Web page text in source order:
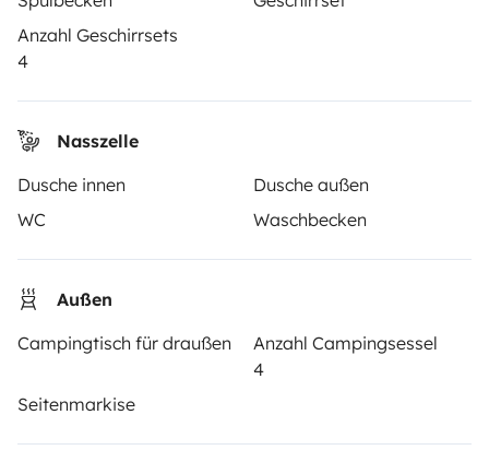
Anzahl Geschirrsets
4
Nasszelle
Dusche innen
Dusche außen
WC
Waschbecken
Außen
Campingtisch für draußen
Anzahl Campingsessel
4
Seitenmarkise
Wohnmobil mieten
Deine ersten Schritte mit dem Wohnmobil
Hilfe für Mieter
VERMIETER
Mietvertrag
Mietversicherung
Mietpannenhilfe
Hilfe für Vermieter